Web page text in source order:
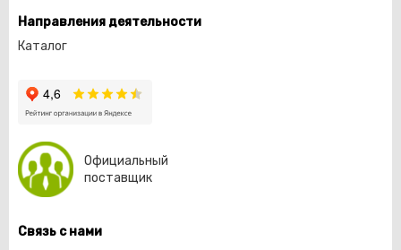
Направления деятельности
Каталог
Официальный
поставщик
Связь с нами